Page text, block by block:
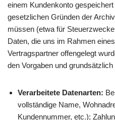
einem Kundenkonto
gesetzlichen Gründen der
müssen (etwa für
Daten, die uns im Rahmen
Vertragspartner offengelegt
den Vorgaben und
Verarbeitete Datenarten:
vollständige Name,
Kundennummer, etc.);